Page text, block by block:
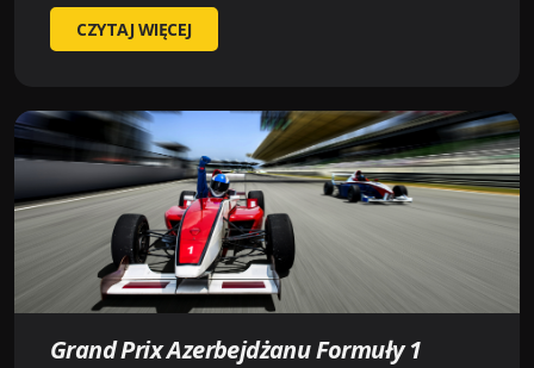
LIGA
NARODÓW
2022/2023
CZYTAJ WIĘCEJ
Grand Prix Azerbejdżanu Formuły 1